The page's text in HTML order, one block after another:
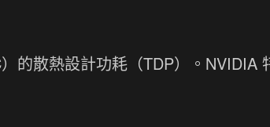
散熱設計功耗（TDP）。NVIDIA